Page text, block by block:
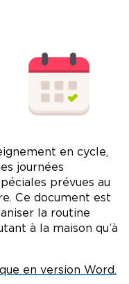
repos)
récréation)
en cycle,
journées
prévues au
Ce document est
la routine
à la maison qu’à
en version Word.